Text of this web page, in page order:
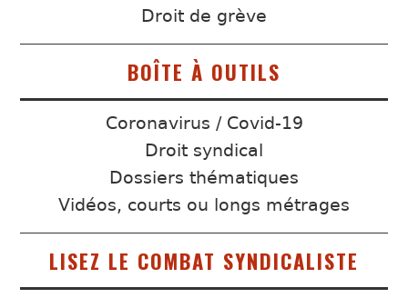
Droit de grève
BOÎTE À OUTILS
Coronavirus / Covid-19
Droit syndical
Dossiers thématiques
Vidéos, courts ou longs métrages
LISEZ LE COMBAT SYNDICALISTE